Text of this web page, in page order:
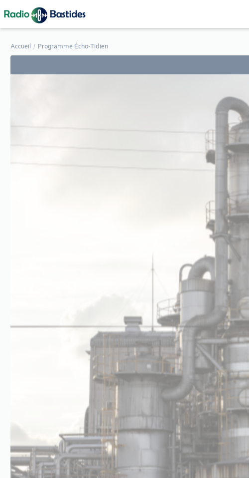
Accueil Programme Écho-Tidien